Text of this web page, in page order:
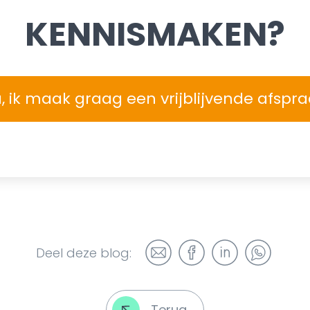
KENNISMAKEN?
ik maak graag een vrijblijvende
Deel deze blog: